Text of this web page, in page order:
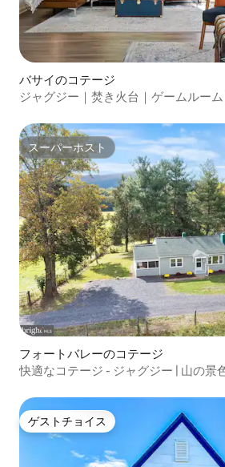
バサイのコテージ
ジャグジー｜焚き火台｜ゲームルー
スーパーホスト
スーパーホスト
フォートバレーのコテージ
快適なコテージ - ジャグジー | 山の景
ゲストチョイス
ゲストチョイス